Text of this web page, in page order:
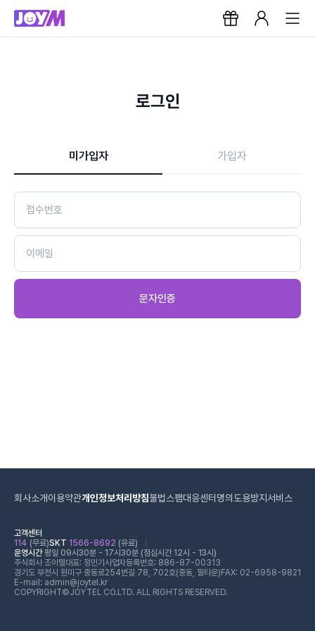
로그인
미가입자 가입자
문자인증
회사소개이용약관개인정보처리방침불법스팸대응센터 명의도용방지서비스
고객센터
114 (무료)SKT 1566-8692 (유료)
운영시간평일 09시30분 - 17시30분 (점심시간 12시 - 13시)
주식회사 조이텔대표: 정민기 사업자등록번호: 886-87-00313
경기도 부천시 원미구 중동로254번길 78, 702호(중동, 필타운) FAX: 02-6958-9821
E-mail: admin@joytel.kr
COPYRIGHT©JOYTEL CO.LTD. ALL RIGHTS RESERVED.